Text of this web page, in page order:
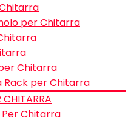
per Chitarra
Chitarra
per Chitarra
CHITARRA
Per Chitarra